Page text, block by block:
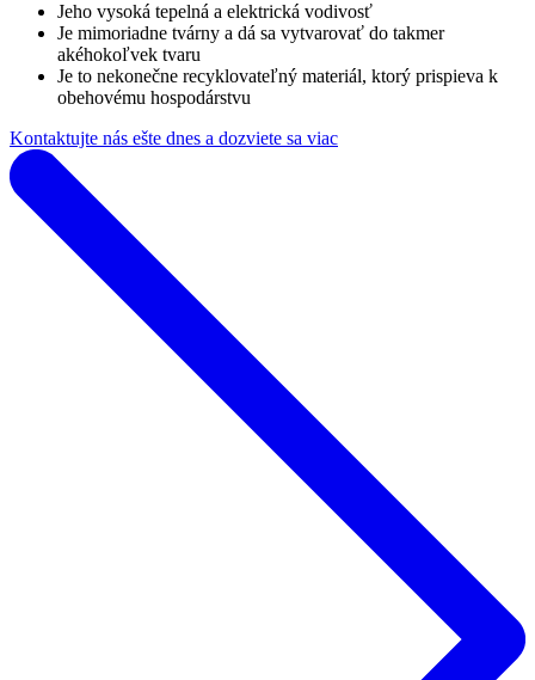
Jeho vysoká tepelná a elektrická vodivosť
Je mimoriadne tvárny a dá sa vytvarovať do takmer
akéhokoľvek tvaru
Je to nekonečne recyklovateľný materiál, ktorý prispieva k
obehovému hospodárstvu
Kontaktujte nás ešte dnes a dozviete sa viac